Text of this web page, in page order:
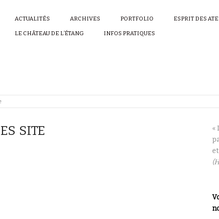
ACTUALITÉS ARCHIVES PORTFOLIO ESPRIT DES
LE CHÂTEAU DE L’ÉTANG INFOS PRATIQUES
SITE
«